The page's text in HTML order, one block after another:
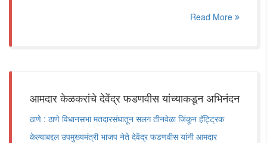
Read More
आमदार केळकरांचे देवेंद्र फडणवीस यांच्याकडून अभिनंदन
ठाणे : ठाणे विधानसभा मतदारसंघातून सलग तीनवेळा जिंकून हॅट्ट्रिक
केल्याबद्दल उपमुख्यमंत्री भाजप नेते देवेंद्र फडणवीस यांनी आमदार